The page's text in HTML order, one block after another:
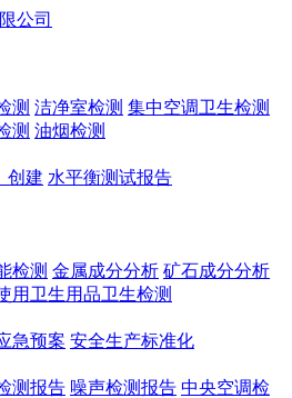
测 洁净室检测 集中空调卫生检测
测 油烟检测
创建 水平衡测试报告
检测 金属成分分析 矿石成分分析
用卫生用品卫生检测
急预案 安全生产标准化
测报告 噪声检测报告 中央空调检